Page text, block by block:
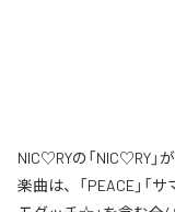
NIC♡RYの「NIC♡RY
楽曲は、「PEACE」「